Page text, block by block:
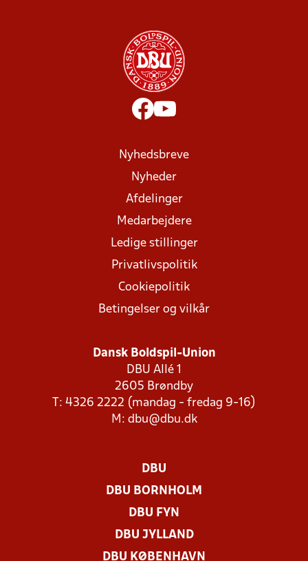
Nyhedsbreve
Nyheder
Afdelinger
Medarbejdere
Ledige stillinger
Privatlivspolitik
Cookiepolitik
Betingelser og vilkår
Dansk Boldspil-Union
DBU Allé 1
2605 Brøndby
T: 4326 2222 (mandag - fredag 9-16)
M: dbu@dbu.dk
DBU
DBU BORNHOLM
DBU FYN
DBU JYLLAND
DBU KØBENHAVN